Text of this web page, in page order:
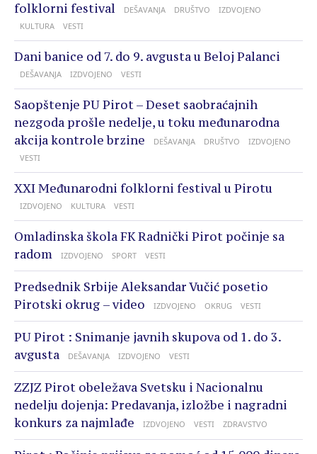
folklorni festival
DEŠAVANJA DRUŠTVO
IZDVOJENO
KULTURA
VESTI
Dani banice od 7. do 9. avgusta u Beloj Palanci
DEŠAVANJA IZDVOJENO VESTI
Saopštenje PU Pirot – Deset saobraćajnih
nezgoda prošle nedelje, u toku međunarodna
akcija kontrole brzine
DEŠAVANJA DRUŠTVO
IZDVOJENO
VESTI
XXI Međunarodni folklorni festival u Pirotu
IZDVOJENO KULTURA VESTI
Omladinska škola FK Radnički Pirot počinje sa
radom
IZDVOJENO SPORT VESTI
Predsednik Srbije Aleksandar Vučić posetio
Pirotski okrug – video
IZDVOJENO OKRUG VESTI
PU Pirot : Snimanje javnih skupova od 1. do 3.
avgusta
DEŠAVANJA IZDVOJENO VESTI
ZZJZ Pirot obeležava Svetsku i Nacionalnu
nedelju dojenja: Predavanja, izložbe i nagradni
konkurs za najmlađe
IZDVOJENO VESTI ZDRAVSTVO